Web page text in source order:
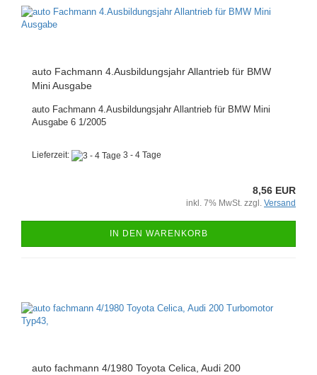
auto Fachmann 4.Ausbildungsjahr Allantrieb für BMW
Mini Ausgabe
auto Fachmann 4.Ausbildungsjahr Allantrieb für BMW Mini
Ausgabe 6 1/2005
Lieferzeit: 3 - 4 Tage
8,56 EUR
inkl. 7% MwSt. zzgl. Versand
IN DEN WARENKORB
auto fachmann 4/1980 Toyota Celica, Audi 200